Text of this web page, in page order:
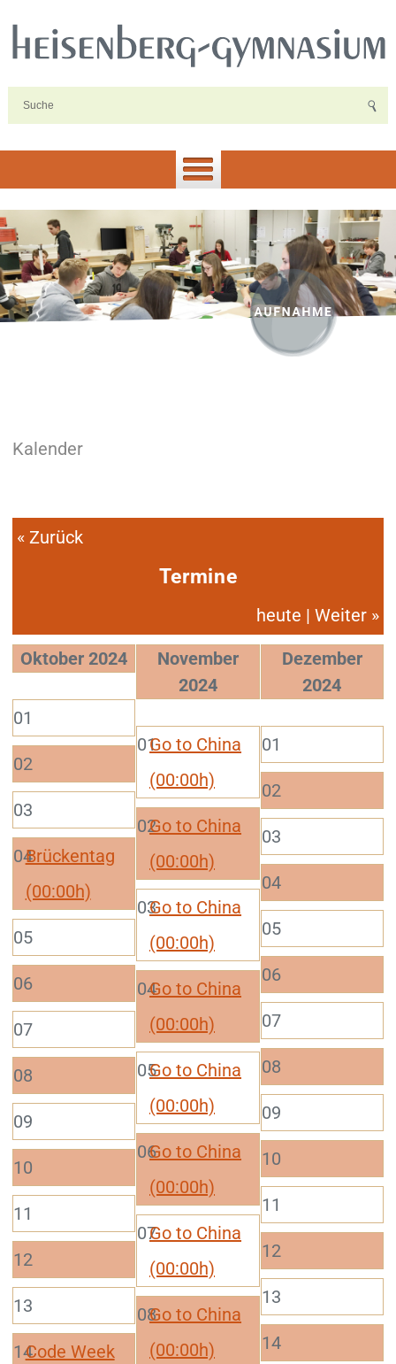
Kalender
« Zurück
Termine
heute |Weiter »
Oktober 2024
01
02
03
04Brückentag
(00:00h)
05
06
07
08
09
10
11
12
13
14Code Week
November
2024
01Go to China
(00:00h)
02Go to China
(00:00h)
03Go to China
(00:00h)
04Go to China
(00:00h)
05Go to China
(00:00h)
06Go to China
(00:00h)
07Go to China
(00:00h)
08Go to China
(00:00h)
Dezember
2024
01
02
03
04
05
06
07
08
09
10
11
12
13
14